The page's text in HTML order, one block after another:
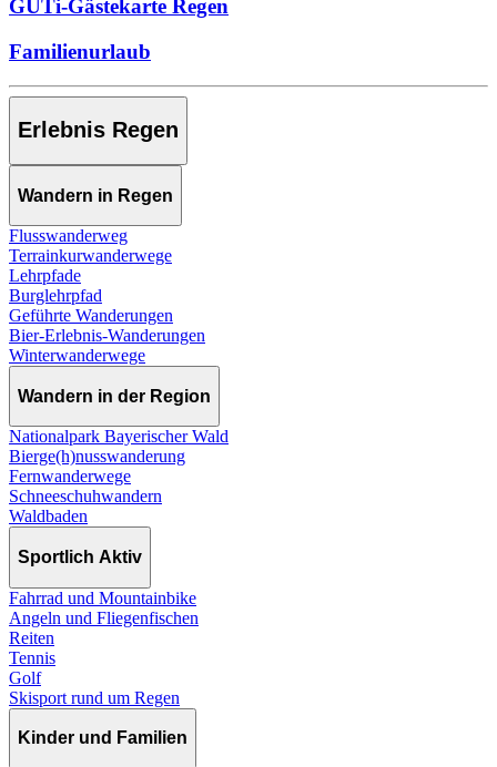
GUTi-Gästekarte Regen
Familienurlaub
Erlebnis Regen
Wandern in Regen
Flusswanderweg
Terrainkurwanderwege
Lehrpfade
Burglehrpfad
Geführte Wanderungen
Bier-Erlebnis-Wanderungen
Winterwanderwege
Wandern in der Region
Nationalpark Bayerischer Wald
Bierge(h)nusswanderung
Fernwanderwege
Schneeschuhwandern
Waldbaden
Sportlich Aktiv
Fahrrad und Mountainbike
Angeln und Fliegenfischen
Reiten
Tennis
Golf
Skisport rund um Regen
Kinder und Familien